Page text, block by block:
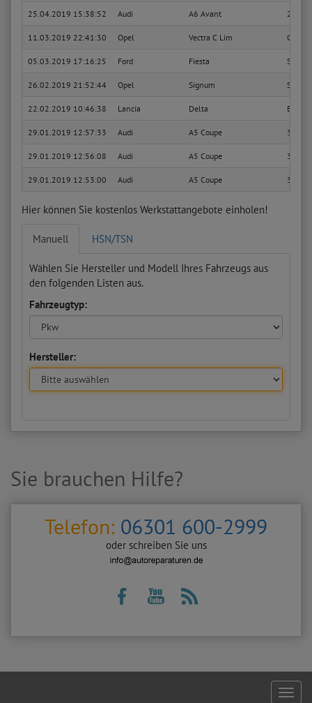
25.04.2019 15:38:52 Audi A6 Avant 2.7 TDI
11.03.2019 22:41:30 Opel Vectra C Lim Cosmo
05.03.2019 17:16:25 Ford Fiesta ST
26.02.2019 21:52:44 Opel Signum Sport
22.02.2019 10:46:38 Lancia Delta
29.01.2019 12:57:33 Audi A5 Coupe 3.0
29.01.2019 12:56:08 Audi A5 Coupe 3.0
29.01.2019 12:53:00 Audi A5 Coupe 3.0
Hier können Sie kostenlos Werkstattangebote einholen!
Manuell HSN/TSN
Wählen Sie Hersteller und Modell Ihres Fahrzeugs aus
den folgenden Listen aus.
Fahrzeugtyp:
Hersteller:
Sie brauchen Hilfe?
Telefon: 06301 600-2999
oder schreiben Sie uns
Footer